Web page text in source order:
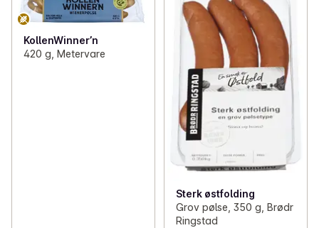
KollenWinner’n
420 g, Metervare
Sterk østfolding
Grov pølse, 350 g, Brødr
Ringstad